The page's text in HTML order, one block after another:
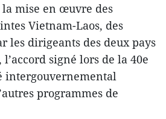
mise en œuvre des
Vietnam-Laos, des
les dirigeants des deux pays
signé lors de la 40e
intergouvernemental
programmes de